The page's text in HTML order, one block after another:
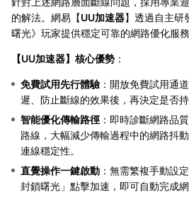
的解法。網易【UU加速器】透過自主研
曙光》玩家提供穩定可靠的網路優化服務
【UU加速器】核心優勢 ：
免費試用先行體驗 ：開放免費試用通
遲、防止斷線的效果後，再決定是否持
智能優化傳輸路徑 ：即時診斷網路品
路線，大幅減少傳輸過程中的網路抖
連線穩定性。
直覺操作一鍵啟動 ：無需繁複手動設
封鎖曙光」點擊加速，即可自動完成網